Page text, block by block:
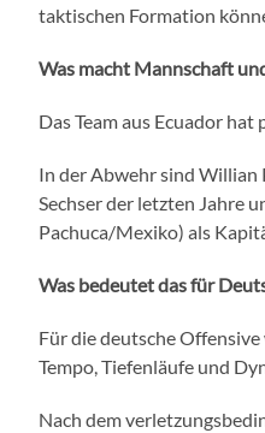
taktischen Formation
Was macht Mannschaft
Das Team aus Ecuador
In der Abwehr sind Willian
Sechser der letzten Jahre
Pachuca/Mexiko) als
Was bedeutet das für
Für die deutsche
Tempo, Tiefenläufe und
Nach dem